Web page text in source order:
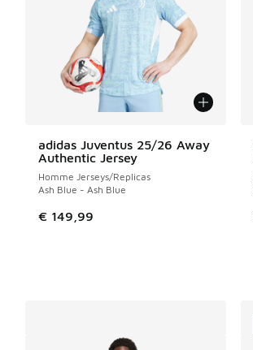
adidas Juventus 25/26 Away
Authentic Jersey
Homme Jerseys/Replicas
Ash Blue - Ash Blue
€ 149,99